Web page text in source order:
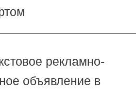
рекламно-
объявление в